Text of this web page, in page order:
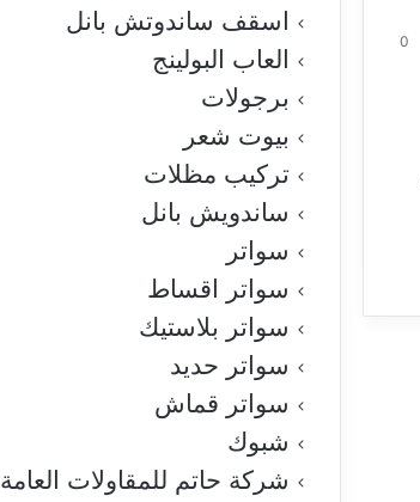
0
اسقف ساندوتش بانل
العاب البولينج
برجولات
بيوت شعر
تركيب مظلات
ساندويش بانل
سواتر
سواتر اقساط
سواتر بلاستيك
سواتر حديد
سواتر قماش
شبوك
شركة حاتم للمقاولات العامة